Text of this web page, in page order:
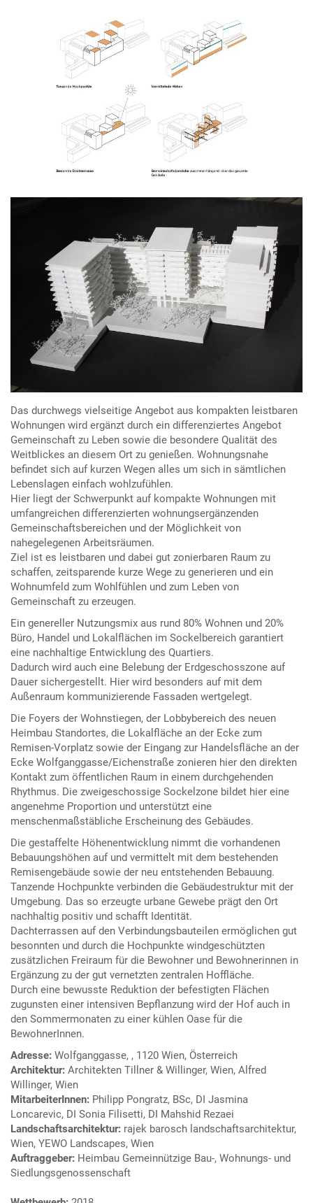
Das durchwegs vielseitige Angebot aus kompakten leistbaren
Wohnungen wird ergänzt durch ein differenziertes Angebot
Gemeinschaft zu Leben sowie die besondere Qualität des
Weitblickes an diesem Ort zu genießen. Wohnungsnahe
befindet sich auf kurzen Wegen alles um sich in sämtlichen
Lebenslagen einfach wohlzufühlen.
Hier liegt der Schwerpunkt auf kompakte Wohnungen mit
umfangreichen differenzierten wohnungsergänzenden
Gemeinschaftsbereichen und der Möglichkeit von
nahegelegenen Arbeitsräumen.
Ziel ist es leistbaren und dabei gut zonierbaren Raum zu
schaffen, zeitsparende kurze Wege zu generieren und ein
Wohnumfeld zum Wohlfühlen und zum Leben von
Gemeinschaft zu erzeugen.
Ein genereller Nutzungsmix aus rund 80% Wohnen und 20%
Büro, Handel und Lokalflächen im Sockelbereich garantiert
eine nachhaltige Entwicklung des Quartiers.
Dadurch wird auch eine Belebung der Erdgeschosszone auf
Dauer sichergestellt. Hier wird besonders auf mit dem
Außenraum kommunizierende Fassaden wertgelegt.
Die Foyers der Wohnstiegen, der Lobbybereich des neuen
Heimbau Standortes, die Lokalfläche an der Ecke zum
Remisen-Vorplatz sowie der Eingang zur Handelsfläche an der
Ecke Wolfganggasse/Eichenstraße zonieren hier den direkten
Kontakt zum öffentlichen Raum in einem durchgehenden
Rhythmus. Die zweigeschossige Sockelzone bildet hier eine
angenehme Proportion und unterstützt eine
menschenmaßstäbliche Erscheinung des Gebäudes.
Die gestaffelte Höhenentwicklung nimmt die vorhandenen
Bebauungshöhen auf und vermittelt mit dem bestehenden
Remisengebäude sowie der neu entstehenden Bebauung.
Tanzende Hochpunkte verbinden die Gebäudestruktur mit der
Umgebung. Das so erzeugte urbane Gewebe prägt den Ort
nachhaltig positiv und schafft Identität.
Dachterrassen auf den Verbindungsbauteilen ermöglichen gut
besonnten und durch die Hochpunkte windgeschützten
zusätzlichen Freiraum für die Bewohner und Bewohnerinnen in
Ergänzung zu der gut vernetzten zentralen Hoffläche.
Durch eine bewusste Reduktion der befestigten Flächen
zugunsten einer intensiven Bepflanzung wird der Hof auch in
den Sommermonaten zu einer kühlen Oase für die
BewohnerInnen.
Adresse: Wolfganggasse, , 1120 Wien, Österreich
Architektur: Architekten Tillner & Willinger, Wien, Alfred
Willinger, Wien
MitarbeiterInnen: Philipp Pongratz, BSc, DI Jasmina
Loncarevic, DI Sonia Filisetti, DI Mahshid Rezaei
Landschaftsarchitektur: rajek barosch landschaftsarchitektur,
Wien, YEWO Landscapes, Wien
Auftraggeber: Heimbau Gemeinnützige Bau-, Wohnungs- und
Siedlungsgenossenschaft